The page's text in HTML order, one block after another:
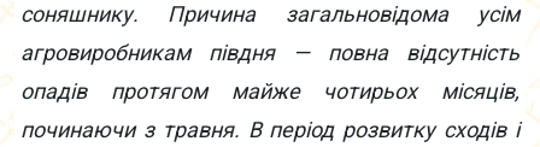
соняшнику. Причина загальновідома усім
агровиробникам півдня — повна відсутність
опадів протягом майже чотирьох місяців,
починаючи з травня. В період розвитку сходів і